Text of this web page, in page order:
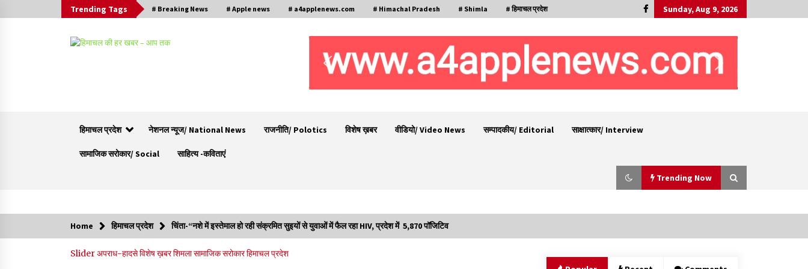
Trending Tags # Breaking News # Apple news # a4applenews.com # Himachal Pradesh # Shimla # हिमाचल प्रदेश Sunday, Aug 9, 2026
हिमाचल प्रदेश नेशनल न्यूज/ National News राजनीति/ Polotics विशेष ख़बर वीडियो/ Video News सम्पादकीय/ Editorial साक्षात्कार/ Interview
सामाजिक सरोकार/ Social साहित्य -कविताएं
Trending Now
समीक्षा, अनियमितता मिली तो होगी जांच : करण शर्मा
Home हिमाचल प्रदेश चिंता-“नशे में इस्तेमाल हो रही संक्रमित सुइयों से युवाओं में फैल रहा HIV, प्रदेश में 5,870 पॉजिटिव
Sliderअपराध-हादसेविशेष ख़बरशिमलासामाजिक सरोकारहिमाचल प्रदेश